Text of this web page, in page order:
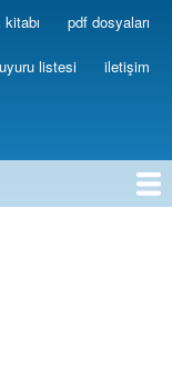
pdf dosyaları
listesi iletişim